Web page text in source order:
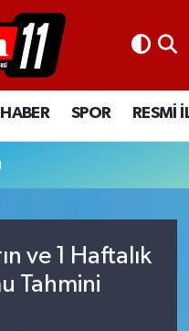
SPOR RESMİ
ve 1 Haftalık
Tahmini
Fikstür